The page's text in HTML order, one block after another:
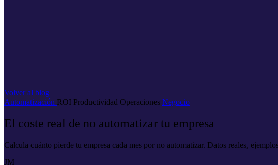
Volver al blog
Automatización ROI Productividad Operaciones Negocio
El coste real de no automatizar tu empresa
Calcula cuánto pierde tu empresa cada mes por no automatizar. Datos reales,
JM